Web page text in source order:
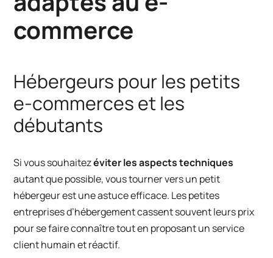
commerce
Hébergeurs pour les petits
e-commerces et les
débutants
Si vous souhaitezéviter les aspects techniques
autant que possible, vous tourner vers un petit
hébergeur est une astuce efficace. Les petites
entreprises d’hébergement cassent souvent leurs prix
pour se faire connaître tout en proposant un service
client humain et réactif.